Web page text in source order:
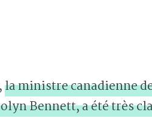
la ministre canadienne
Bennett, a été très